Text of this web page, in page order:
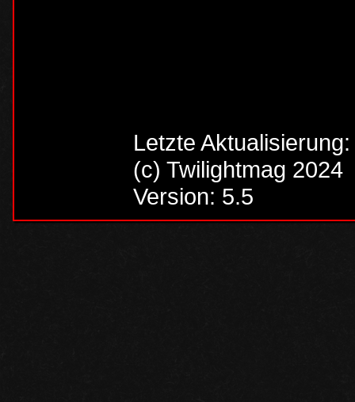
Letzte
(c) Twilightmag 2024
Version: 5.5